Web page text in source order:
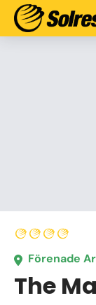
Förenade
The